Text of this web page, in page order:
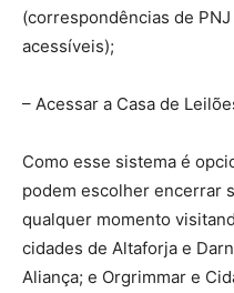
(correspondências de
acessíveis);
– Acessar a Casa de
Como esse sistema é
podem escolher encerrar
qualquer momento
cidades de Altaforja e
Aliança; e Orgrimmar e